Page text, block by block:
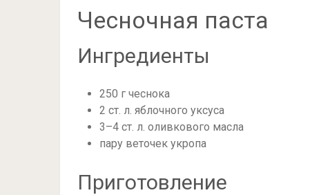
Чесночная паста
Ингредиенты
250 г чеснока
2 ст. л. яблочного уксуса
3–4 ст. л. оливкового масла
пару веточек укропа
Приготовление